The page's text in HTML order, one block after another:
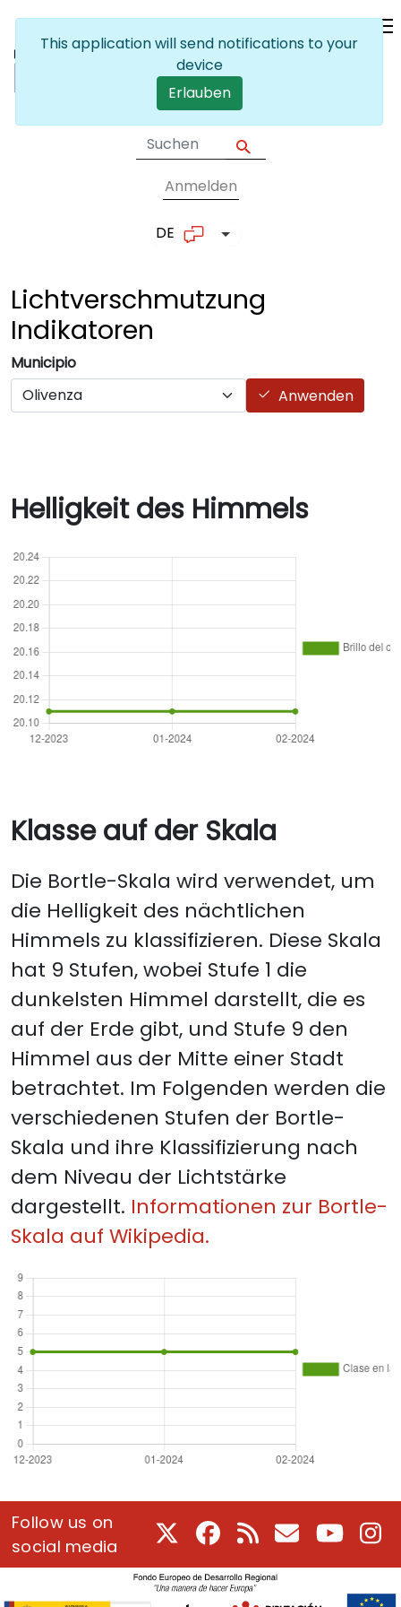
User account
Anmelden
DE List additional actions
Lichtverschmutzung
Indikatoren
Municipio
Anwenden
Helligkeit des Himmels
Klasse auf der Skala
Die Bortle-Skala wird verwendet, um
die Helligkeit des nächtlichen
Himmels zu klassifizieren. Diese Skala
hat 9 Stufen, wobei Stufe 1 die
dunkelsten Himmel darstellt, die es
auf der Erde gibt, und Stufe 9 den
Himmel aus der Mitte einer Stadt
betrachtet. Im Folgenden werden die
verschiedenen Stufen der Bortle-
Skala und ihre Klassifizierung nach
dem Niveau der Lichtstärke
dargestellt. Informationen zur Bortle-
Skala auf Wikipedia.
Follow us on
social media
Facebook
RSS E-Mail Youtube
This application will send notifications to your
device
Erlauben